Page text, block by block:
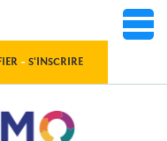
- S'INSCRIRE